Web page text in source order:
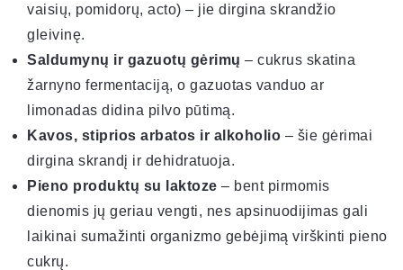
vaisių, pomidorų, acto) – jie dirgina skrandžio
gleivinę.
Saldumynų ir gazuotų gėrimų – cukrus skatina
žarnyno fermentaciją, o gazuotas vanduo ar
limonadas didina pilvo pūtimą.
Kavos, stiprios arbatos ir alkoholio – šie gėrimai
dirgina skrandį ir dehidratuoja.
Pieno produktų su laktoze – bent pirmomis
dienomis jų geriau vengti, nes apsinuodijimas gali
laikinai sumažinti organizmo gebėjimą virškinti pieno
cukrų.